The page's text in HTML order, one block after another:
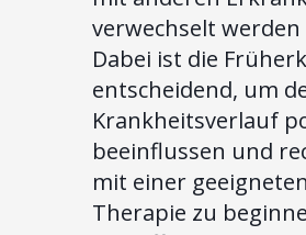
verwechselt
Dabei ist die
entscheidend, um
Krankheitsverlauf
beeinflussen und
mit einer geeigneten
Therapie zu